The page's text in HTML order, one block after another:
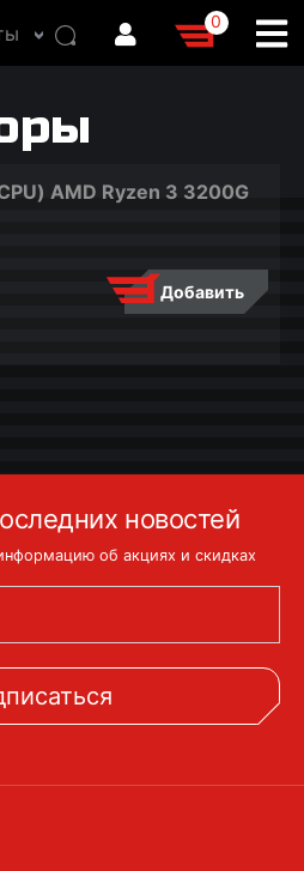
0
AMD Ryzen 3 3200G
Добавить
новостей
об акциях и скидках